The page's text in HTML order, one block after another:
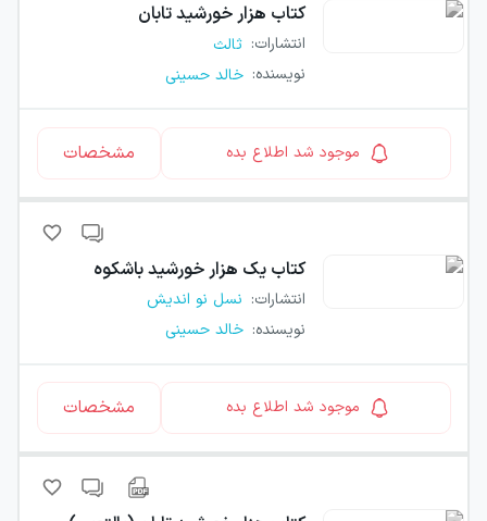
کتاب هزار خورشید تابان
انتشارات: ثالث
نویسنده: خالد حسینی
موجود شد اطلاع بده مشخصات
کتاب یک هزار خورشید باشکوه
انتشارات: نسل نو اندیش
نویسنده: خالد حسینی
موجود شد اطلاع بده مشخصات